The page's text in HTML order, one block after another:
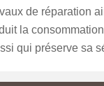
de réparation
la
qui préserve sa